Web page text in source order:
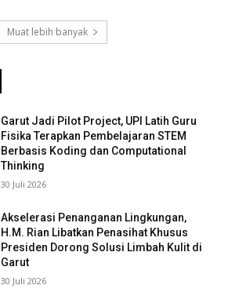
Muat lebih banyak
Garut Jadi Pilot Project, UPI Latih Guru
Fisika Terapkan Pembelajaran STEM
Berbasis Koding dan Computational
Thinking
30 Juli 2026
Akselerasi Penanganan Lingkungan,
H.M. Rian Libatkan Penasihat Khusus
Presiden Dorong Solusi Limbah Kulit di
Garut
30 Juli 2026